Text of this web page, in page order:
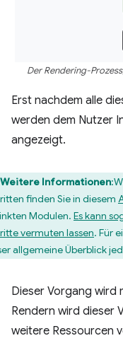
Der Rendering-
Erst nachdem alle
werden dem Nutzer
angezeigt.
Weitere Informationen
finden Sie in diesem
Modulen. Es kann
vermuten lassen. Für
allgemeine Überblick
Dieser Vorgang wird
Rendern wird dieser
weitere Ressourcen